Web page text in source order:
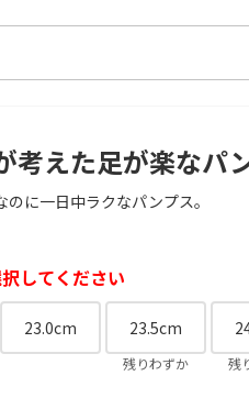
考えた足が楽なパ
のに一日中ラクなパンプス。
してください
23.0cm 23.5cm
残りわずか 残